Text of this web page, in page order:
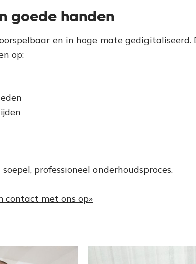
goede handen
en in hoge mate
op:
professioneel onderhoudsproces.
contact met ons op»